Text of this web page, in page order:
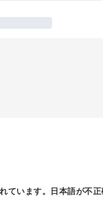
ています。日本語が不正